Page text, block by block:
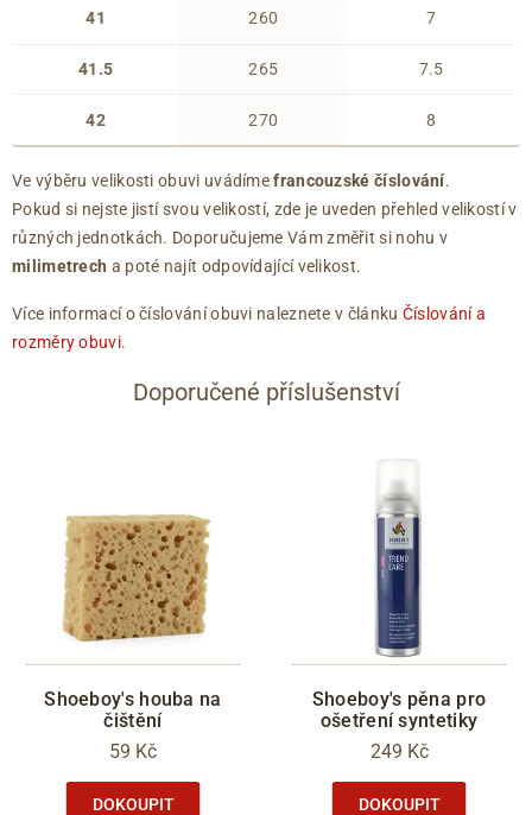
41
41.5
42
260
265
270
7
7.5
8
Ve výběru velikosti obuvi uvádímefrancouzské číslování.
Pokud si nejste jistí svou velikostí, zde je uveden přehled velikostí v
různých jednotkách. Doporučujeme Vám změřit si nohu v
milimetrech a poté najít odpovídající velikost.
Více informací o číslování obuvi naleznete v článku Číslování a
rozměry obuvi.
Doporučené příslušenství
Shoeboy's houba na
čištění
59 Kč
DOKOUPIT
Shoeboy's pěna pro
ošetření syntetiky
249 Kč
DOKOUPIT